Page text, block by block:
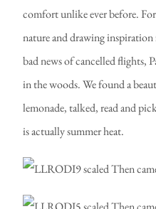
comfort unlike ever before.
nature and drawing
bad news of cancelled flights,
in the woods. We found a
lemonade, talked, read and
is actually summer heat.